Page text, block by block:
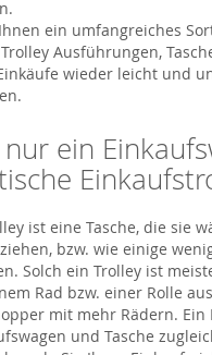
ein umfangreiches
Ausführungen,
wieder leicht und
ein
ist eine Tasche, die sie
bzw. wie einige
Solch ein Trolley ist
Rad bzw. einer Rolle
mit mehr Rädern. Ein
und Tasche